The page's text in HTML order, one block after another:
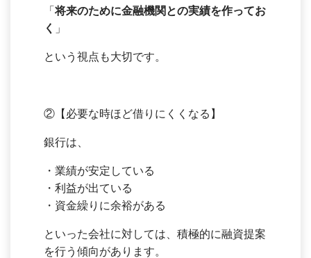
「将来のために金融機関との実績を作ってお
く 」
という視点も大切です。
②【必要な時ほど借りにくくなる】
銀行は、
・業績が安定している
・利益が出ている
・資金繰りに余裕がある
といった会社に対しては、積極的に融資提案
を行う傾向があります。